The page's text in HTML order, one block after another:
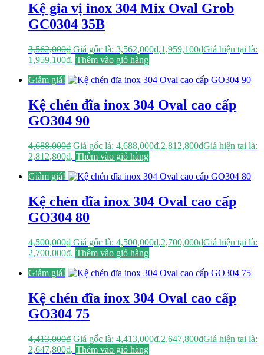
Kệ gia vị inox 304 Mix Oval Grob
GC0304 35B
3,562,000₫ Giá gốc là: 3,562,000₫.1,959,100₫Giá hiện tại là:
1,959,100₫. Thêm vào giỏ hàng
Giảm giá!
Kệ chén đĩa inox 304 Oval cao cấp
GO304 90
4,688,000₫ Giá gốc là: 4,688,000₫.2,812,800₫Giá hiện tại là:
2,812,800₫. Thêm vào giỏ hàng
Giảm giá!
Kệ chén đĩa inox 304 Oval cao cấp
GO304 80
4,500,000₫ Giá gốc là: 4,500,000₫.2,700,000₫Giá hiện tại là:
2,700,000₫. Thêm vào giỏ hàng
Giảm giá!
Kệ chén đĩa inox 304 Oval cao cấp
GO304 75
4,413,000₫ Giá gốc là: 4,413,000₫.2,647,800₫Giá hiện tại là:
2,647,800₫. Thêm vào giỏ hàng